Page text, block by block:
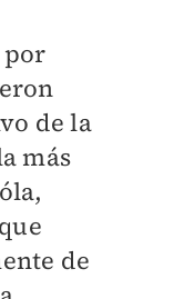
por
de la
más
de